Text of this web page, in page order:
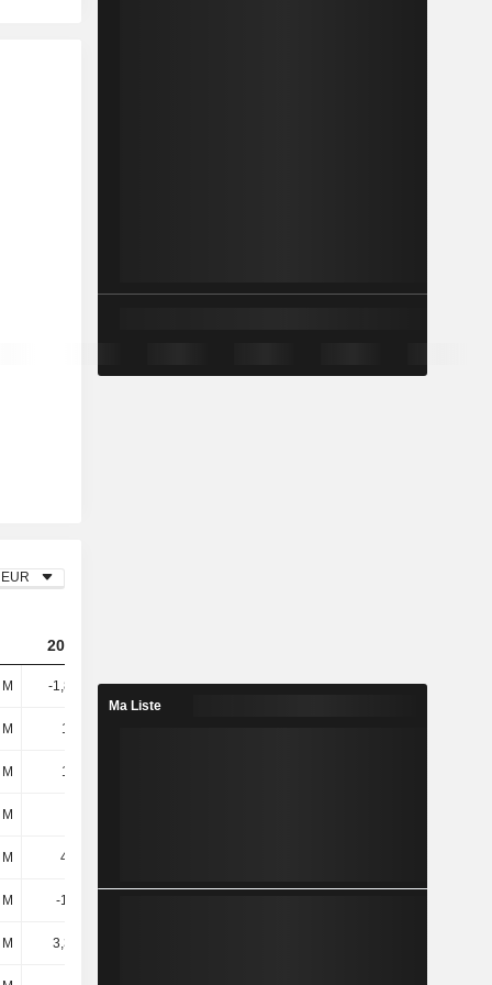
EUR
2023
-1,83 Md 256 M 872 M
11,1 M
11,1 M
42,7 M
-14,8 M
3,31 Md
Ma Liste